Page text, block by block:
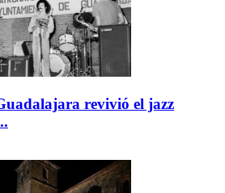
revivió el jazz